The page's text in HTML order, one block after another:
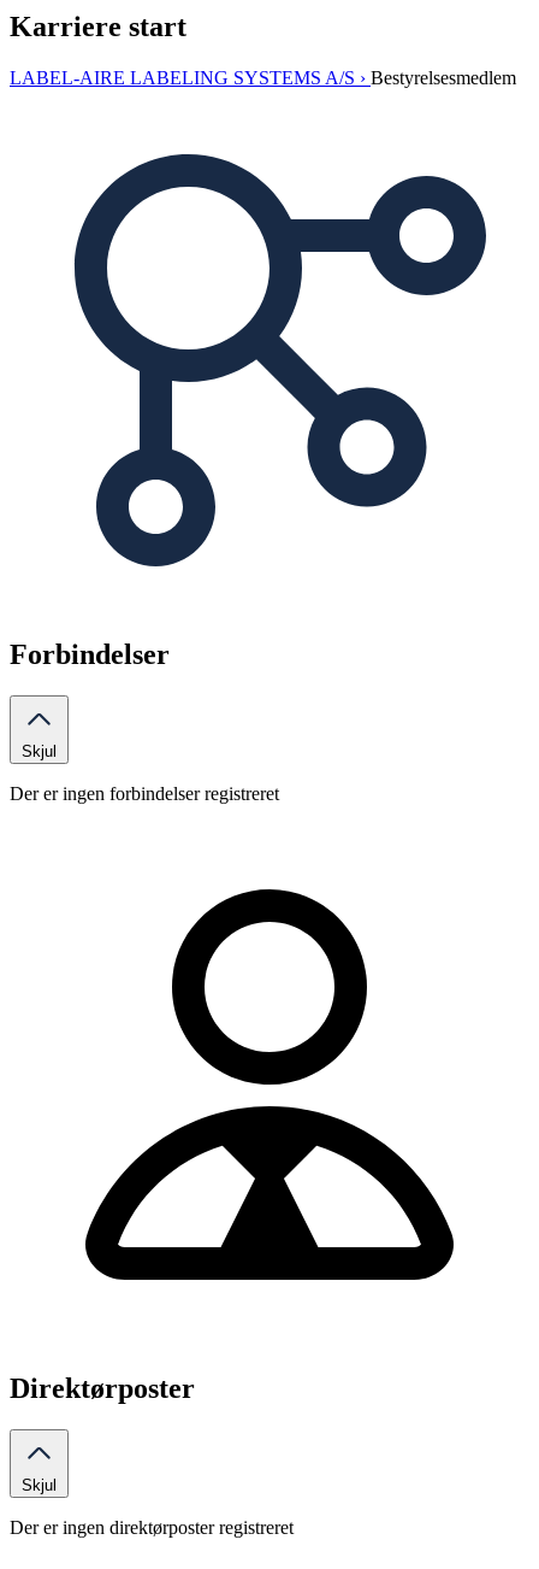
Karriere start
LABEL-AIRE LABELING SYSTEMS A/S › Bestyrelsesmedlem
Forbindelser
Skjul
Der er ingen forbindelser registreret
Direktørposter
Skjul
Der er ingen direktørposter registreret